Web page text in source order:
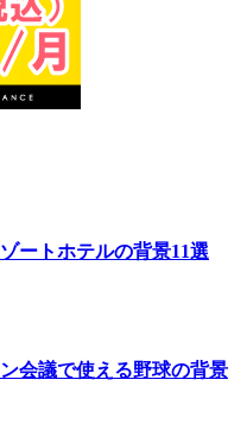
ートホテルの背景11選
会議で使える野球の背景